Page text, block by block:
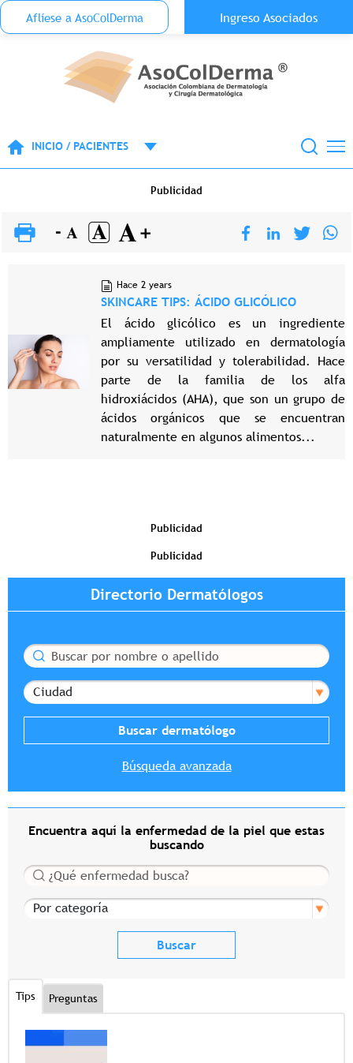
Pasar al contenido principal
Menu Top Anónimo
Aflíese a AsoColDerma Ingreso Asociados
INICIO / PACIENTES
Publicidad
Hace 2 years
SKINCARE TIPS: ÁCIDO GLICÓLICO
El ácido glicólico es un ingrediente
ampliamente utilizado en dermatología
por su versatilidad y tolerabilidad. Hace
parte de la familia de los alfa
hidroxiácidos (AHA), que son un grupo de
ácidos orgánicos que se encuentran
naturalmente en algunos alimentos...
Publicidad
Publicidad
Directorio Dermatólogos
Buscar
Ciudad
Búsqueda avanzada
Encuentra aquí la enfermedad de la piel que estas
buscando
Buscar
Por categoría
Tips Preguntas